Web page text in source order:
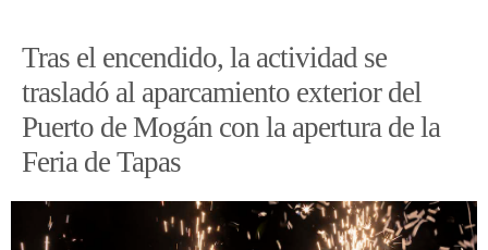
Tras el encendido, la actividad se
trasladó al aparcamiento exterior del
Puerto de Mogán con la apertura de la
Feria de Tapas